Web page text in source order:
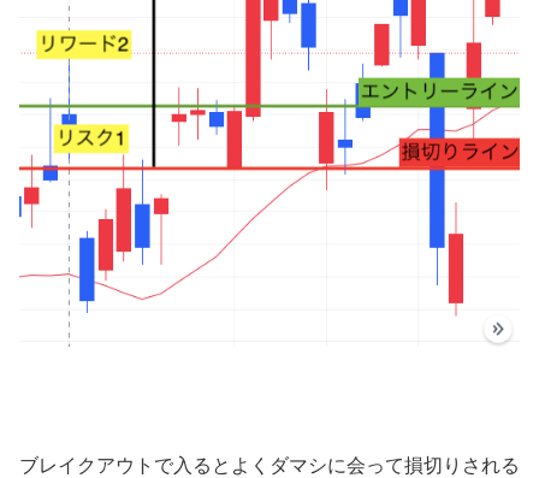
ブレイクアウトで入るとよくダマシに会って損切りされる